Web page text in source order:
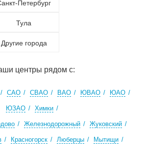
Петербург
Тула
Другие города
центры рядом с:
САО СВАО ВАО ЮВАО ЮАО
ЮЗАО Химки
Железнодорожный Жуковский
Красногорск Люберцы Мытищи